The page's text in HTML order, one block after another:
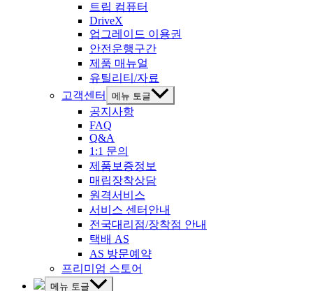
트립 컴퓨터
DriveX
업그레이드 이용권
안전운행구간
제품 매뉴얼
유틸리티/자료
고객센터
메뉴 토글
공지사항
FAQ
Q&A
1:1 문의
제품보증정보
매립장착상담
원격서비스
서비스 센터안내
전국대리점/장착점 안내
택배 AS
AS 방문예약
프리미엄 스토어
메뉴 토글